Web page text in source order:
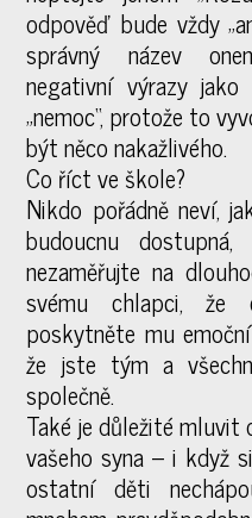
odpověď bude vždy
správný název
negativní výrazy jako
„nemoc“, protože to
být něco nakažlivého.
Co říct ve škole?
Nikdo pořádně neví,
budoucnu
nezaměřujte na
svému chlapci,
poskytněte mu
že jste tým a
společně.
Také je důležité mluvit
vašeho syna – i když
ostatní děti